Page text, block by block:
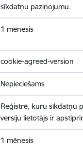
sīkdatņu paziņojumu.
1 mēnesis
cookie-agreed-version
Nepieciešams
Reģistrē, kuru sīkdatņu
versiju lietotājs ir
1 mēnesis